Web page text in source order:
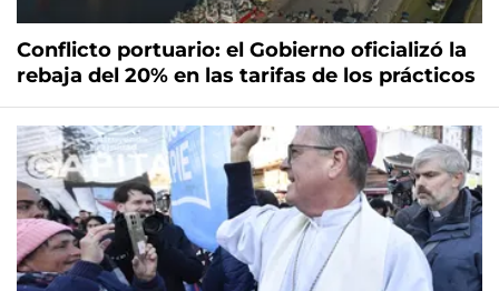
Conflicto portuario: el Gobierno oficializó la
rebaja del 20% en las tarifas de los prácticos